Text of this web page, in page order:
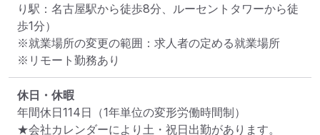
り駅：名古屋駅から徒歩8分、ルーセントタワーから徒
歩1分）
※就業場所の変更の範囲：求人者の定める就業場所
※リモート勤務あり
休日・休暇
年間休日114日（1年単位の変形労働時間制）
★会社カレンダーにより土・祝日出勤があります。